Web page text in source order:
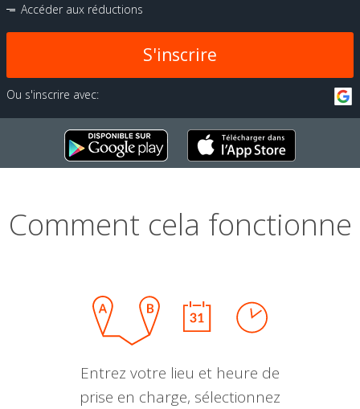
Accéder aux réductions
S'inscrire
Ou s'inscrire avec:
Comment cela fonctionne
Entrez votre lieu et heure de
prise en charge, sélectionnez